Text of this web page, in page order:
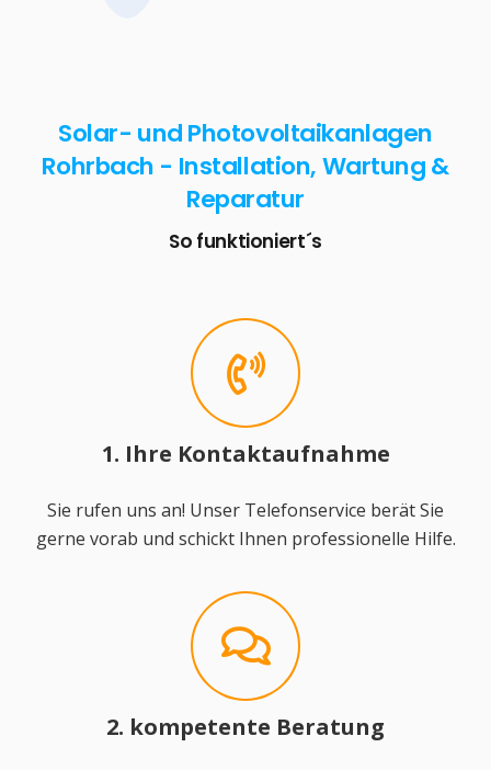
Solar- und Photovoltaikanlagen
Rohrbach - Installation, Wartung &
Reparatur
So funktioniert´s
1. Ihre Kontaktaufnahme
Sie rufen uns an! Unser Telefonservice berät Sie
gerne vorab und schickt Ihnen professionelle Hilfe.
2. kompetente Beratung